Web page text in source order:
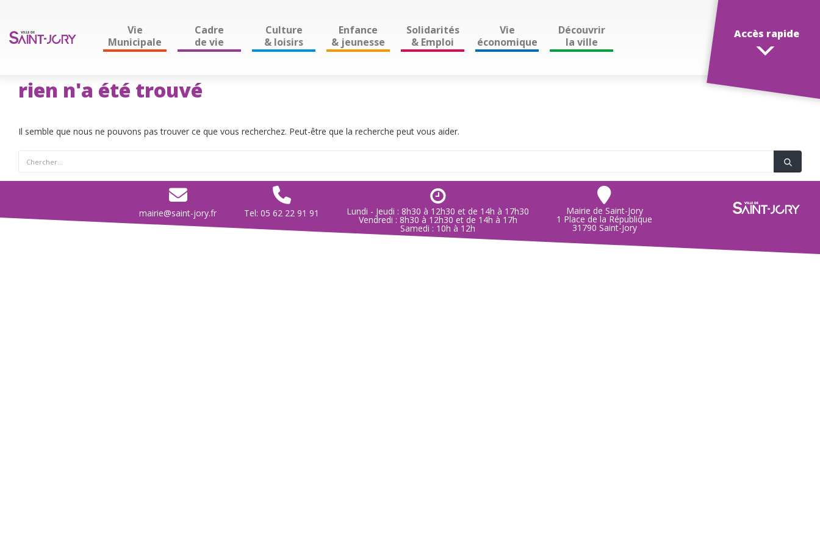
Vie
Municipale
Cadre
de vie
Culture
& loisirs
Enfance
& jeunesse
Solidarités
& Emploi
Vie
économique
Découvrir
la ville
Accès rapide
rien n'a été trouvé
Il semble que nous ne pouvons pas trouver ce que vous recherchez. Peut-être que la recherche peut vous aider.
mairie@saint-jory.fr Tel: 05 62 22 91 91 Lundi - Jeudi : 8h30 à 12h30 et de 14h à 17h30
Vendredi : 8h30 à 12h30 et de 14h à 17h
Samedi : 10h à 12h
Mairie de Saint-Jory
1 Place de la République
31790 Saint-Jory